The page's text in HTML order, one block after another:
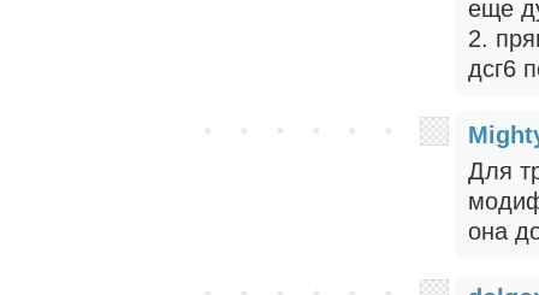
еще
2.
дсг6
Для
она